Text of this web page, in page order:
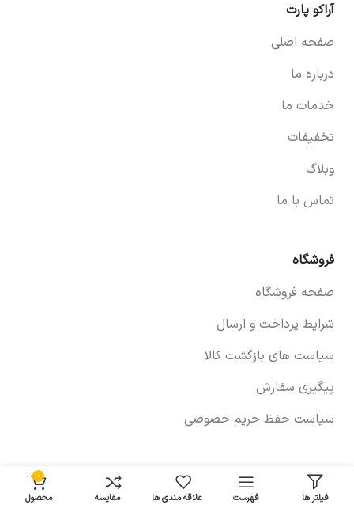
آراکو پارت
صفحه اصلی
درباره ما
خدمات ما
تخفیفات
وبلاگ
تماس با ما
فروشگاه
صفحه فروشگاه
شرایط پرداخت و ارسال
سیاست های بازگشت کالا
پیگیری سفارش
سیاست حفظ حریم خصوصی
خودروها
فیلتر ها فهرست علاقه مندی ها مقایسه
0
محصول